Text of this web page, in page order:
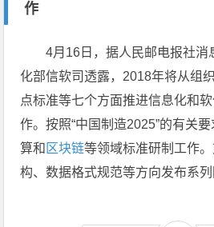
作
4月16日，据人民邮电报社消
化部信软司透露，2018年将从组
点标准等七个方面推进信息化和
作。按照“中国制造2025”的有关
算和 区块链等领域标准研制工作
构、数据格式规范等方向发布系列